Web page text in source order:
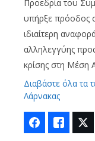
Προεδρία του
υπήρξε πρόοδος
ιδιαίτερη
αλληλεγγύης
κρίσης στη Μέση
Διαβάστε όλα τα
Λάρνακας
FacebookLike